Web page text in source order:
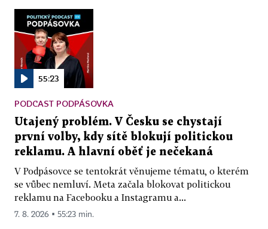
55:23
PODCAST PODPÁSOVKA
Utajený problém. V Česku se chystají
první volby, kdy sítě blokují politickou
reklamu. A hlavní oběť je nečekaná
V Podpásovce se tentokrát věnujeme tématu, o kterém
se vůbec nemluví. Meta začala blokovat politickou
reklamu na Facebooku a Instagramu a...
7. 8. 2026 ▪ 55:23 min.